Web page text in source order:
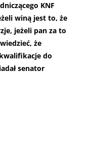
KNF
winą jest to, że
jeżeli pan za to
że
do
senator